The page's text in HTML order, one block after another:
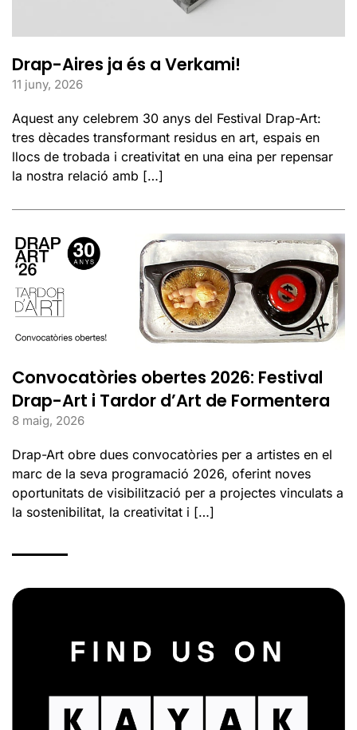
Drap-Aires ja és a Verkami!
11 juny, 2026
Aquest any celebrem 30 anys del Festival Drap-Art:
tres dècades transformant residus en art, espais en
llocs de trobada i creativitat en una eina per repensar
la nostra relació amb […]
Convocatòries obertes 2026: Festival
Drap-Art i Tardor d’Art de Formentera
8 maig, 2026
Drap-Art obre dues convocatòries per a artistes en el
marc de la seva programació 2026, oferint noves
oportunitats de visibilització per a projectes vinculats a
la sostenibilitat, la creativitat i […]